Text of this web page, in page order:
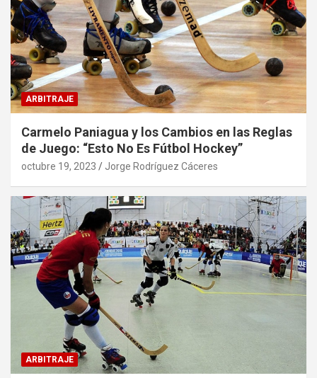
ARBITRAJE
Carmelo Paniagua y los Cambios en las Reglas
de Juego: “Esto No Es Fútbol Hockey”
octubre 19, 2023 Jorge Rodríguez Cáceres
ARBITRAJE